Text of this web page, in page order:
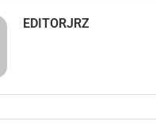
EDITORJRZ